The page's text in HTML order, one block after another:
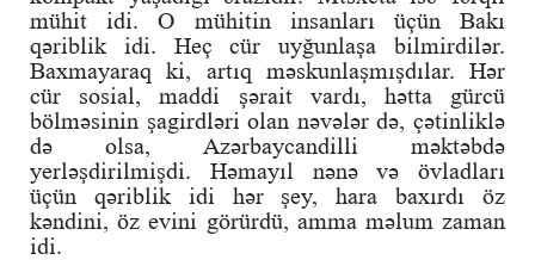
mühit idi. O mühitin insanları üçün Bakı
qəriblik idi. Heç cür uyğunlaşa bilmirdilər.
Baxmayaraq ki, artıq məskunlaşmışdılar. Hər
cür sosial, maddi şərait vardı, hətta gürcü
bölməsinin şagirdləri olan nəvələr də, çətinliklə
də olsa, Azərbaycandilli məktəbdə
yerləşdirilmişdi. Həmayıl nənə və övladları
üçün qəriblik idi hər şey, hara baxırdı öz
kəndini, öz evini görürdü, amma məlum zaman
idi.